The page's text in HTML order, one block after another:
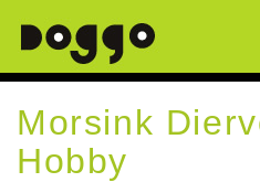
Morsink
Hobby